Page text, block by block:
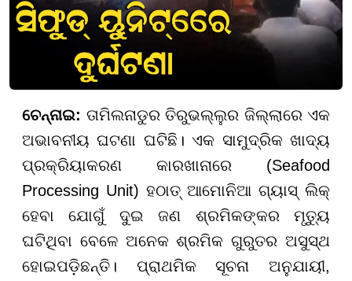
ଚେନ୍ନାଇ: ତାମିଲନାଡୁର ତିରୁଭଲ୍ଲୁର ଜିଲ୍ଲାରେ ଏକ
ଅଭାବନୀୟ ଘଟଣା ଘଟିଛି। ଏକ ସାମୁଦ୍ରିକ ଖାଦ୍ୟ
ପ୍ରକ୍ରିୟାକରଣ କାରଖାନାରେ (Seafood
Processing Unit) ହଠାତ୍ ଆମୋନିଆ ଗ୍ୟାସ୍ ଲିକ୍
ହେବା ଯୋଗୁଁ ଦୁଇ ଜଣ ଶ୍ରମିକଙ୍କର ମୃତ୍ୟୁ
ଘଟିଥିବା ବେଳେ ଅନେକ ଶ୍ରମିକ ଗୁରୁତର ଅସୁସ୍ଥ
ହୋଇପଡ଼ିଛନ୍ତି। ପ୍ରାଥମିକ ସୂଚନା ଅନୁଯାୟୀ,